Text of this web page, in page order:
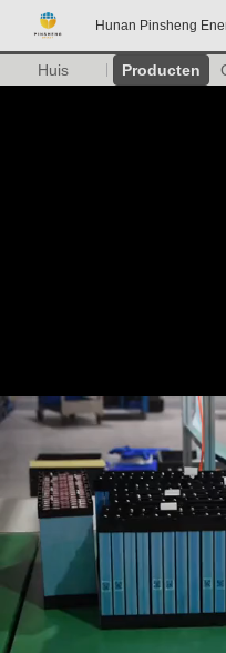
Hunan Pinsheng
Huis Producten